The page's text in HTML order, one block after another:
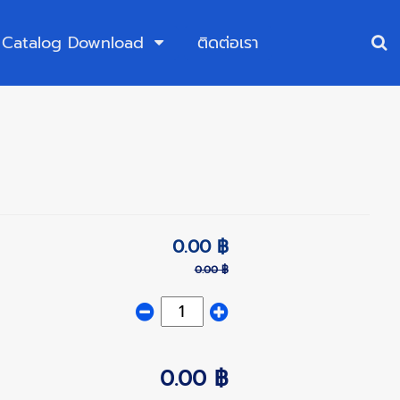
Catalog Download ติดต่อเรา
0.00 ฿
0.00 ฿
0.00 ฿